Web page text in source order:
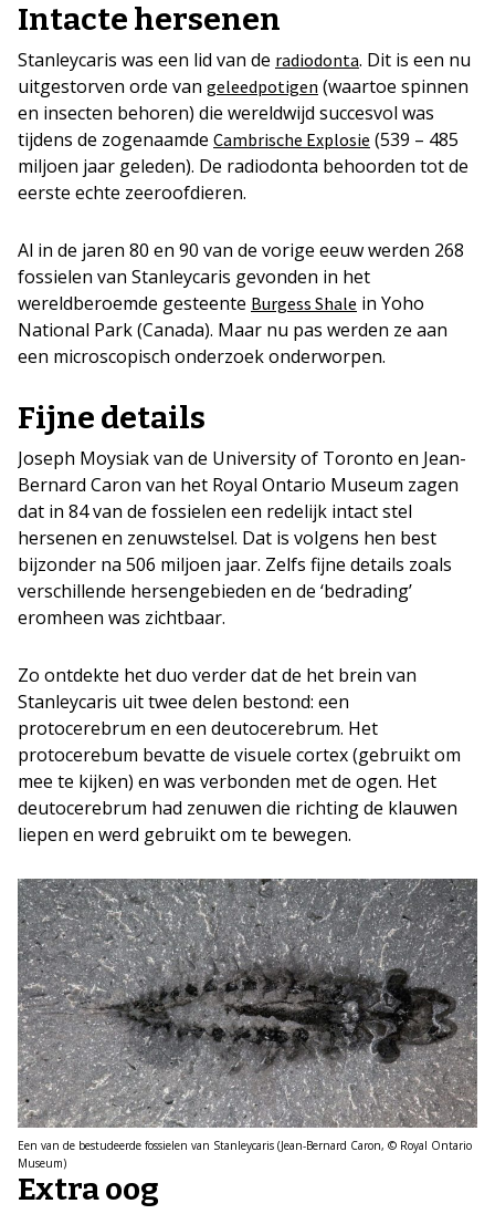
Intacte hersenen
Stanleycaris was een lid van de radiodonta. Dit is een nu
uitgestorven orde van geleedpotigen (waartoe spinnen
en insecten behoren) die wereldwijd succesvol was
tijdens de zogenaamde Cambrische Explosie (539 – 485
miljoen jaar geleden). De radiodonta behoorden tot de
eerste echte zeeroofdieren.
Al in de jaren 80 en 90 van de vorige eeuw werden 268
fossielen van Stanleycaris gevonden in het
wereldberoemde gesteente Burgess Shale in Yoho
National Park (Canada). Maar nu pas werden ze aan
een microscopisch onderzoek onderworpen.
Fijne details
Joseph Moysiak van de University of Toronto en Jean-
Bernard Caron van het Royal Ontario Museum zagen
dat in 84 van de fossielen een redelijk intact stel
hersenen en zenuwstelsel. Dat is volgens hen best
bijzonder na 506 miljoen jaar. Zelfs fijne details zoals
verschillende hersengebieden en de ‘bedrading’
eromheen was zichtbaar.
Zo ontdekte het duo verder dat de het brein van
Stanleycaris uit twee delen bestond: een
protocerebrum en een deutocerebrum. Het
protocerebum bevatte de visuele cortex (gebruikt om
mee te kijken) en was verbonden met de ogen. Het
deutocerebrum had zenuwen die richting de klauwen
liepen en werd gebruikt om te bewegen.
Een van de bestudeerde fossielen van Stanleycaris (Jean-Bernard Caron, © Royal Ontario
Museum)
Extra oog